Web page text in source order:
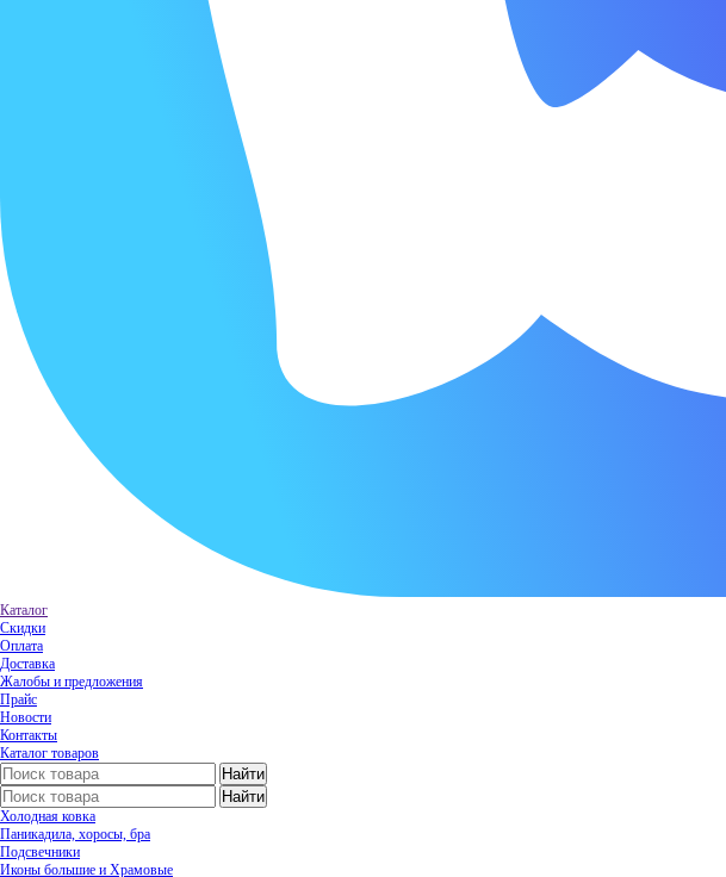
Каталог
Скидки
Оплата
Доставка
Жалобы и предложения
Прайс
Новости
Контакты
Каталог товаров
Холодная ковка
Паникадила, хоросы, бра
Подсвечники
Иконы большие и Храмовые